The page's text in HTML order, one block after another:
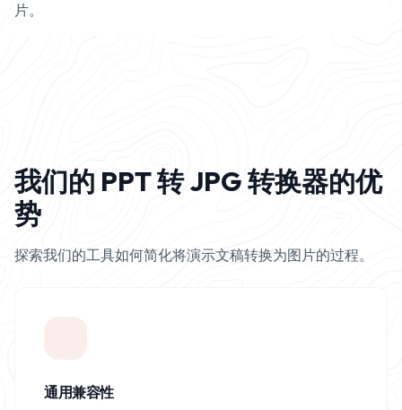
片。
我们的 PPT 转 JPG 转换器的优
势
探索我们的工具如何简化将演示文稿转换为图片的过程。
通用兼容性